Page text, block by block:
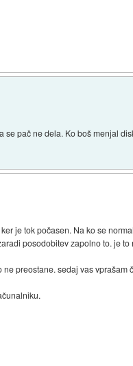
pač ne dela. Ko boš menjal
je tok počasen. Na ko se
posodobitev zapolno to. je
preostane. sedaj vas vprašam